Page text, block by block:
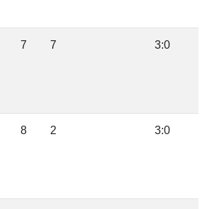
7 7 3:0
8 2 3:0